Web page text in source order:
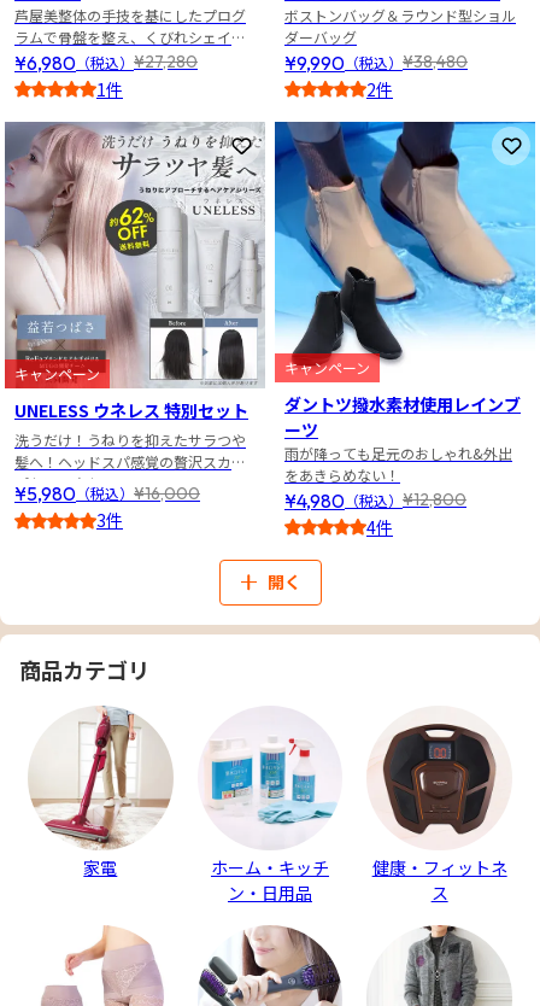
芦屋美整体の手技を基にしたプログ
ラムで骨盤を整え、くびれシェイ
プ！
¥6,980 （税込） ¥27,280
1件
ト
ボストンバッグ＆ラウンド型ショル
ダーバッグ
¥9,990 （税込） ¥38,480
2件
お気に入りに登録
キャンペーン
UNELESS ウネレス 特別セット
洗うだけ！うねりを抑えたサラつや
髪へ！ヘッドスパ感覚の贅沢スカル
プケア３点セット
¥5,980 （税込） ¥16,000
3件
お
キャンペーン
ダントツ撥水素材使用レインブ
ーツ
雨が降っても足元のおしゃれ&外出
をあきらめない！
¥4,980 （税込） ¥12,800
4件
開く
商品カテゴリ
家電
ホーム・キッチ
ン・日用品
健康・フィットネ
ス